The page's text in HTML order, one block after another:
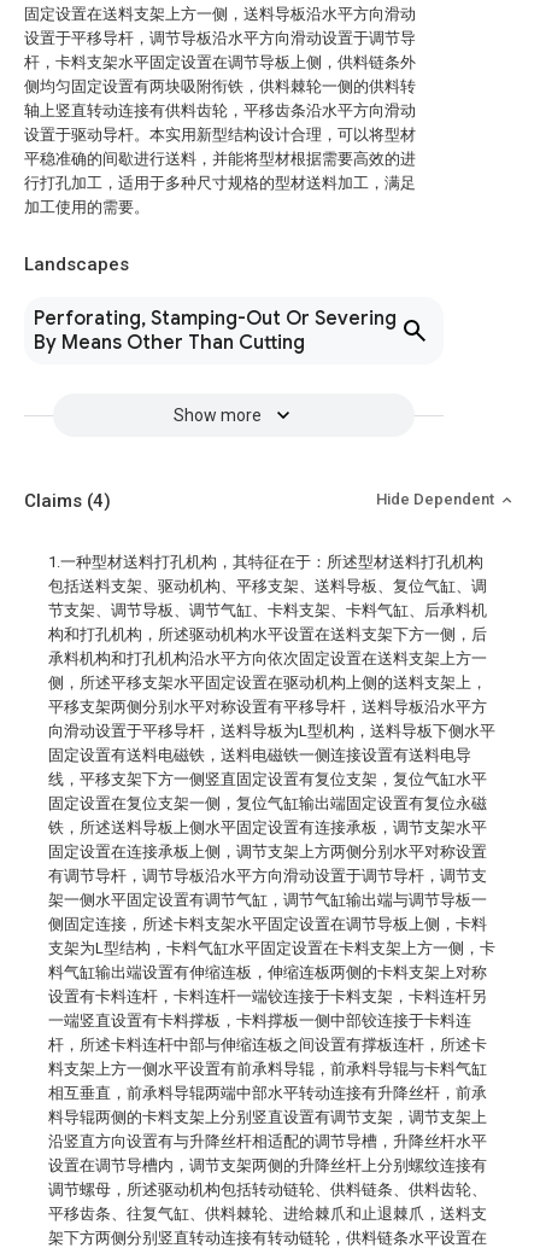
固定设置在送料支架上方一侧，送料导板沿水平方向滑动
设置于平移导杆，调节导板沿水平方向滑动设置于调节导
杆，卡料支架水平固定设置在调节导板上侧，供料链条外
侧均匀固定设置有两块吸附衔铁，供料棘轮一侧的供料转
轴上竖直转动连接有供料齿轮，平移齿条沿水平方向滑动
设置于驱动导杆。本实用新型结构设计合理，可以将型材
平稳准确的间歇进行送料，并能将型材根据需要高效的进
行打孔加工，适用于多种尺寸规格的型材送料加工，满足
加工使用的需要。
Landscapes
Perforating, Stamping-Out Or Severing
By Means Other Than Cutting
Show more
Claims (4) Hide Dependent
1.一种型材送料打孔机构，其特征在于：所述型材送料打孔机构
包括送料支架、驱动机构、平移支架、送料导板、复位气缸、调
节支架、调节导板、调节气缸、卡料支架、卡料气缸、后承料机
构和打孔机构，所述驱动机构水平设置在送料支架下方一侧，后
承料机构和打孔机构沿水平方向依次固定设置在送料支架上方一
侧，所述平移支架水平固定设置在驱动机构上侧的送料支架上，
平移支架两侧分别水平对称设置有平移导杆，送料导板沿水平方
向滑动设置于平移导杆，送料导板为L型机构，送料导板下侧水平
固定设置有送料电磁铁，送料电磁铁一侧连接设置有送料电导
线，平移支架下方一侧竖直固定设置有复位支架，复位气缸水平
固定设置在复位支架一侧，复位气缸输出端固定设置有复位永磁
铁，所述送料导板上侧水平固定设置有连接承板，调节支架水平
固定设置在连接承板上侧，调节支架上方两侧分别水平对称设置
有调节导杆，调节导板沿水平方向滑动设置于调节导杆，调节支
架一侧水平固定设置有调节气缸，调节气缸输出端与调节导板一
侧固定连接，所述卡料支架水平固定设置在调节导板上侧，卡料
支架为L型结构，卡料气缸水平固定设置在卡料支架上方一侧，卡
料气缸输出端设置有伸缩连板，伸缩连板两侧的卡料支架上对称
设置有卡料连杆，卡料连杆一端铰连接于卡料支架，卡料连杆另
一端竖直设置有卡料撑板，卡料撑板一侧中部铰连接于卡料连
杆，所述卡料连杆中部与伸缩连板之间设置有撑板连杆，所述卡
料支架上方一侧水平设置有前承料导辊，前承料导辊与卡料气缸
相互垂直，前承料导辊两端中部水平转动连接有升降丝杆，前承
料导辊两侧的卡料支架上分别竖直设置有调节支架，调节支架上
沿竖直方向设置有与升降丝杆相适配的调节导槽，升降丝杆水平
设置在调节导槽内，调节支架两侧的升降丝杆上分别螺纹连接有
调节螺母，所述驱动机构包括转动链轮、供料链条、供料齿轮、
平移齿条、往复气缸、供料棘轮、进给棘爪和止退棘爪，送料支
架下方两侧分别竖直转动连接有转动链轮，供料链条水平设置在